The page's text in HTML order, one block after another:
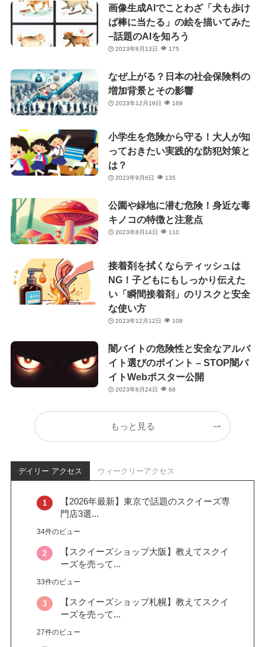
画像生成AIでことわざ「犬も歩け
ば棒に当たる」の絵を描いてみた
−話題のAIを知ろう
2023年8月13日 175
なぜ上がる？日本の社会保険料の
増加背景とその影響
2023年12月19日 169
小学生を危険から守る！大人が知
っておきたい実践的な防犯対策と
は？
2023年9月6日 135
公園や緑地に潜む危険！身近な毒
キノコの特徴と注意点
2023年8月14日 110
接着剤を拭くならティッシュは
NG！子どもにもしっかり伝えた
い「瞬間接着剤」のリスクと安全
な使い方
2023年12月12日 108
闇バイトの危険性と安全なアルバ
イト選びのポイント – STOP闇バ
イトWebポスター公開
2023年8月24日 68
もっと見る
デイリー アクセス ウィークリーアクセス
【2026年最新】東京で話題のスクイーズ専
門店3選...
34件のビュー
【スクイーズショップ大阪】教えてスクイ
ーズを売って...
33件のビュー
【スクイーズショップ札幌】教えてスクイ
ーズを売って...
27件のビュー